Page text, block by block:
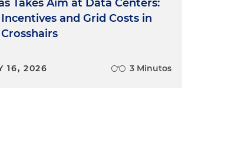
Takes Aim at Data Centers:
Incentives and Grid Costs in
16, 2026 3 Minutos